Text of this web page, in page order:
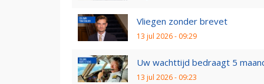
Vliegen zonder brevet
13 jul 2026 - 09:29
Uw wachttijd bedraagt 5
13 jul 2026 - 09:23